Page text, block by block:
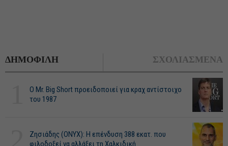
ΔΗΜΟΦΙΛΗ ΣΧΟΛΙΑΣΜΕΝΑ
O Mr. Big Short προειδοποιεί για κραχ αντίστοιχο
του 1987
Ζησιάδης (ONYX): Η επένδυση 388 εκατ. που
φιλοδοξεί να αλλάξει τη Χαλκιδική